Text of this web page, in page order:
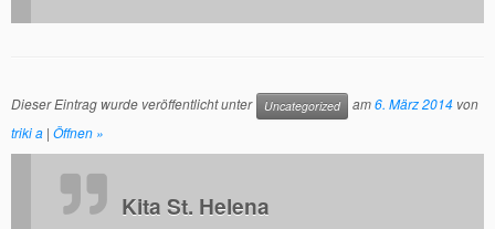
Dieser Eintrag wurde veröffentlicht unter Uncategorized am6. März 2014 von
triki a | Öffnen »
Kita St. Helena